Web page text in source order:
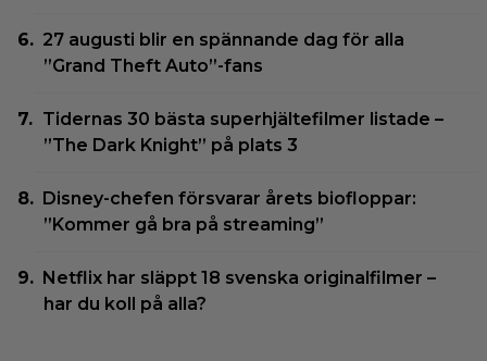
27 augusti blir en spännande dag för alla
”Grand Theft Auto”-fans
Tidernas 30 bästa superhjältefilmer listade –
”The Dark Knight” på plats 3
Disney-chefen försvarar årets biofloppar:
”Kommer gå bra på streaming”
Netflix har släppt 18 svenska originalfilmer –
har du koll på alla?